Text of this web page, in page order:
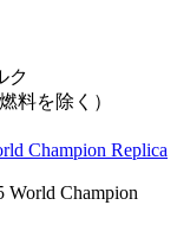
ク
料を除く）
Champion Replica
World Champion